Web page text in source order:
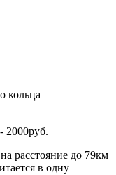
кольца
2000руб.
расстояние до 79км
в одну